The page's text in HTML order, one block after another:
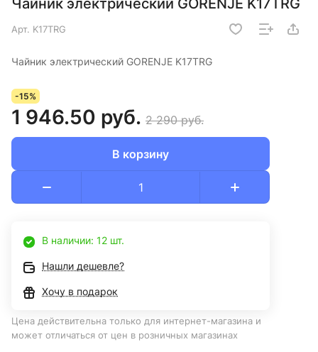
Чайник электрический GORENJE K17TRG
Арт. K17TRG
Чайник электрический GORENJE K17TRG
-15%
1 946.50 руб. 2 290 руб.
В корзину
В наличии: 12 шт.
Нашли дешевле?
Хочу в подарок
Цена действительна только для интернет-магазина и
может отличаться от цен в розничных магазинах